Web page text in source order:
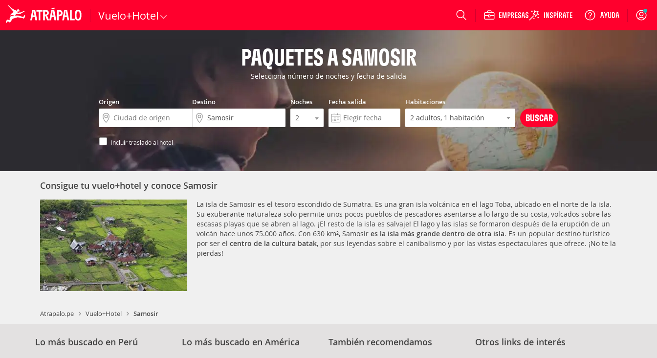
Vuelo+Hotel Login
PAQUETES A SAMOSIR
Selecciona número de noches y fecha de salida
Origen Destino Noches Fecha salida Habitaciones
Incluir traslado al hotel
Consigue tu vuelo+hotel y conoce Samosir
La isla de Samosir es el tesoro escondido de Sumatra. Es una gran isla volcánica en el lago Toba, ubicado en el norte de la isla.
Su exuberante naturaleza solo permite unos pocos pueblos de pescadores asentarse a lo largo de su costa, volcados sobre las
escasas playas que se abren al lago. ¡El resto de la isla es salvaje! El lago y las islas se formaron después de la erupción de un
volcán hace unos 75.000 años. Con 630 km², Samosir es la isla más grande dentro de otra isla. Es un popular destino turístico
por ser el centro de la cultura batak, por sus leyendas sobre el canibalismo y por las vistas espectaculares que ofrece. ¡No te la
pierdas!
Atrapalo.pe Vuelo+Hotel Samosir
Lo más buscado en Perú Lo más buscado en América También recomendamos Otros links de interés